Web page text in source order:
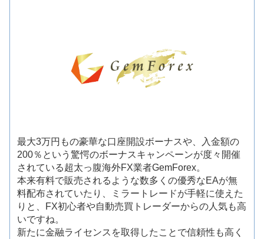
最大3万円もの豪華な口座開設ボーナスや、入金額の
200％という驚愕のボーナスキャンペーンが度々開催
されている超太っ腹海外FX業者GemForex。
本来有料で販売されるような数多くの優秀なEAが無
料配布されていたり、ミラートレードが手軽に使えた
りと、FX初心者や自動売買トレーダーからの人気も高
いですね。
新たに金融ライセンスを取得したことで信頼性も高く